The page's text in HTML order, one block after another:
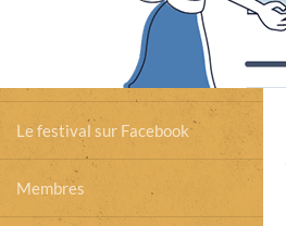
Book1 sur Facebook
Le festival sur Facebook
Membres